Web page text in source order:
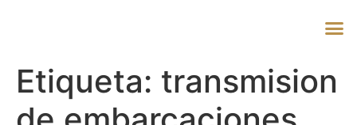
Etiqueta: transmision